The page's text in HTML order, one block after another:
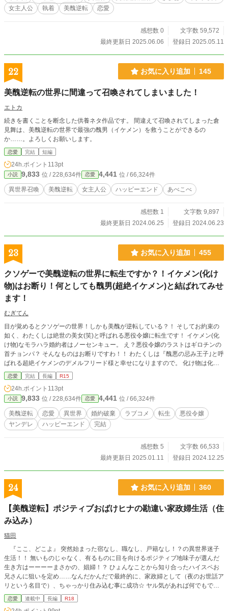
女主人公
執着 美醜逆転 恋愛
感想数 0
文字数 59,572
最終更新日 2025.06.06
登録日 2025.05.11
22 お気に入り追加 145
美醜逆転の世界に間違って召喚されてしまいました！
エトカ
続きを書くことを断念した供養ネタ作品です。 間違えて召喚されてしまった倉
見舞は、美醜逆転の世界で最強の醜男（イケメン）を救うことができるの
か……。よろしくお願いします。
恋愛 完結 短編
24h.ポイント 113pt
小説 9,833 位 / 228,634件 恋愛 4,441 位 / 66,324件
異世界召喚 美醜逆転 女主人公 ハッピーエンド あべこべ
感想数 1
文字数 9,897
最終更新日 2024.06.25
登録日 2024.06.23
23 お気に入り追加 455
クソゲーで美醜逆転の世界に転生ですか？！イケメン(化け
物)はお断り！何としても醜男(超絶イケメン)と結ばれてみせ
ます！
むぎてん
目が覚めるとクソゲーの世界！しかも美醜が逆転している？！ そしてお約束の
如く、わたくしは絶世の美女(笑)と呼ばれる悪役令嬢に転生です！ イケメン(化
け物)なモラハラ婚約者はノーセンキュー。 え？悪役令嬢のラストはギロチンの
首チョンパ？ そんなものはお断りですわ！！ わたくしは『醜悪の忌み王子｣と呼
ばれる超絶イケメンのデメルフリード様と幸せになりますので。 化け物は化け
物同士仲良くやってくださいな。 そして勝手に自滅するがよろしいわ！ オーッ
ホッホッ！！ それでは化け物のみなさま、アデュ～！ 元気なポジティブヤンデ
レの主人公と拗らせネガティブヤンデレのヒーローが織りなす恋物語。 ほぼコ
メディ、時々シリアス。 ※ヒーローはのぞき魔でストーカーで変態のお触りマ
ンです。(イケメン無罪) 現実世界ではタイーホされますのでご注意を(笑)
恋愛 完結 長編 R15
24h.ポイント 113pt
小説 9,833 位 / 228,634件 恋愛 4,441 位 / 66,324件
美醜逆転 恋愛 異世界 婚約破棄 ラブコメ 転生
悪役令嬢
ヤンデレ
ハッピーエンド 完結
感想数 5
文字数 66,533
最終更新日 2025.01.11
登録日 2024.12.25
24 お気に入り追加 360
【美醜逆転】ポジティブおばけヒナの勘違い家政婦生活（住
み込み）
猫田
『ここ、どこよ』 突然始まった宿なし、職なし、戸籍なし！？の異世界迷子
生活！！ 無いものじゃなく、有るものに目を向けるポジティブ地味子が選んだ
生き方はーーーーまさかの、娼婦！？ ひょんなことから知り合ったハイスペお
兄さんに狙いを定め……なんだかんだで最終的に、家政婦として（夜のお世話ア
リという名目で）、ちゃっかり住み込む事に成功☆ ヤル気があれば何でもでき
る！！を地で行く前向き女子と文句無しのハイスペ醜男（異世界基準）との、思
い込み、勘違い山盛りの異文化交流が今、始まる……
恋愛 連載中 長編 R18